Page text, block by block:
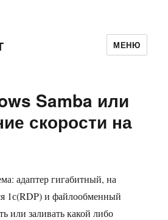
МЕНЮ
Samba или
скорости на
адаптер гигабитный, на
1с(RDP) и файлообменный
или заливать какой либо